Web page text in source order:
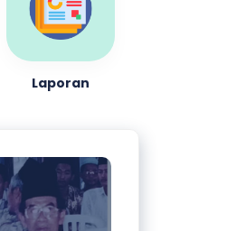
Laporan